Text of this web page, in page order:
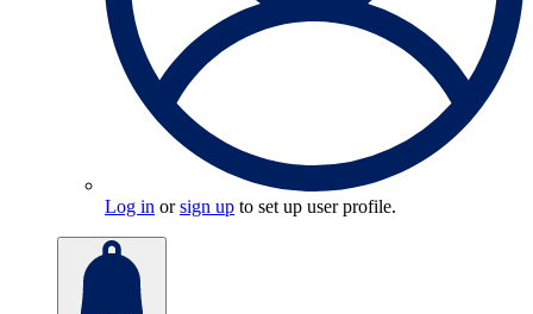
Log in orsign up to set up user profile.